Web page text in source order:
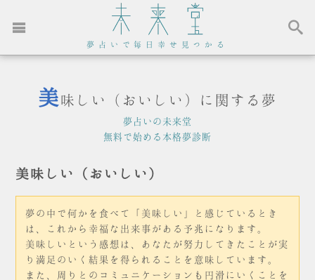
夢占いで毎日幸せ見つかる
美味しい（おいしい）に関する夢
夢占いの未来堂
無料で始める本格夢診断
美味しい（おいしい）
夢の中で何かを食べて「美味しい」と感じているとき
は、これから幸福な出来事がある予兆になります。
美味しいという感想は、あなたが努力してきたことが実
り満足のいく結果を得られることを意味しています。
また、周りとのコミュニケーションも円滑にいくことを